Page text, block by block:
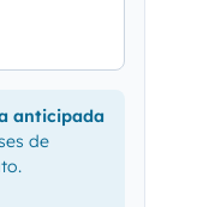
anticipada
de